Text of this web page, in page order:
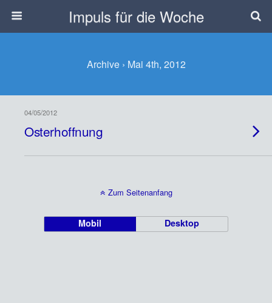
Impuls für die Woche
Archive › Mai 4th, 2012
04/05/2012
Osterhoffnung
Zum Seitenanfang
Mobil Desktop